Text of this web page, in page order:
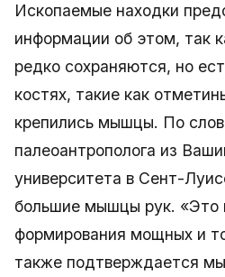
Ископаемые находки
информации об этом, так
редко сохраняются, но
костях, такие как
крепились мышцы. По
палеоантрополога из
университета в Сент-
большие мышцы рук. «Это
формирования мощных и
также подтверждается